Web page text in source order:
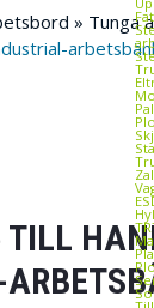
» Tunga
TILL